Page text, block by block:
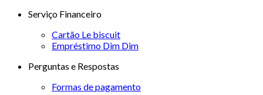
Serviço Financeiro
Cartão Le biscuit
Empréstimo Dim Dim
Perguntas e Respostas
Formas de pagamento